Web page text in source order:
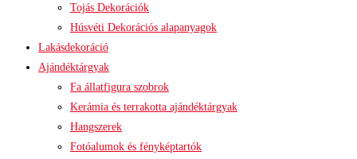
Tojás Dekorációk
Húsvéti Dekorációs alapanyagok
Lakásdekoráció
Ajándéktárgyak
Fa állatfigura szobrok
Kerámia és terrakotta ajándéktárgyak
Hangszerek
Fotóalumok és fényképtartók